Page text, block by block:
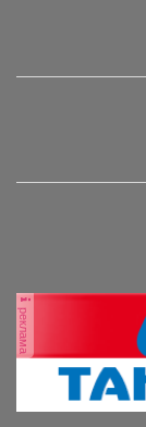
реклама